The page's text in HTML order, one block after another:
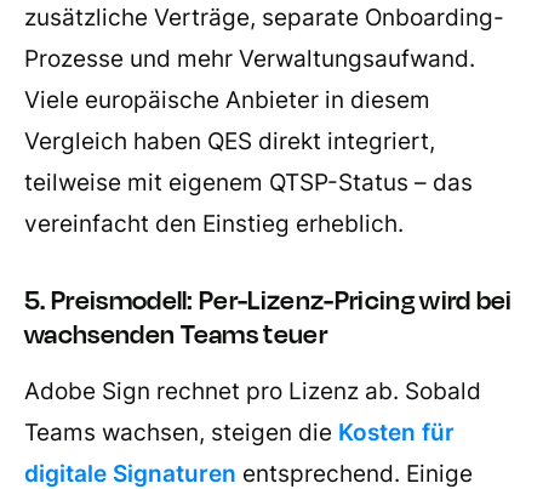
zusätzliche Verträge, separate Onboarding-
Prozesse und mehr Verwaltungsaufwand.
Viele europäische Anbieter in diesem
Vergleich haben QES direkt integriert,
teilweise mit eigenem QTSP-Status – das
vereinfacht den Einstieg erheblich.
5. Preismodell: Per-Lizenz-Pricing wird bei
wachsenden Teams teuer
Adobe Sign rechnet pro Lizenz ab. Sobald
Teams wachsen, steigen die Kosten für
digitale Signaturen entsprechend. Einige